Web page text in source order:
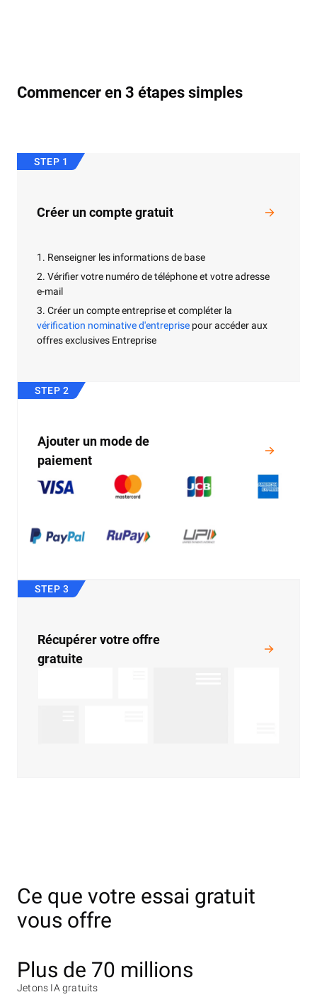
Commencer en 3 étapes simples
STEP 1
Créer un compte gratuit
1. Renseigner les informations de base
2. Vérifier votre numéro de téléphone et votre adresse
e-mail
3. Créer un compte entreprise et compléter la
vérification nominative d'entreprise pour accéder aux
offres exclusives Entreprise
STEP 2
Ajouter un mode de
paiement
STEP 3
Récupérer votre offre
gratuite
Ce que votre essai gratuit
vous offre
Plus de 70 millions
Jetons IA gratuits